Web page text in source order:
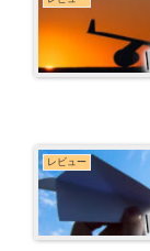
レビュー